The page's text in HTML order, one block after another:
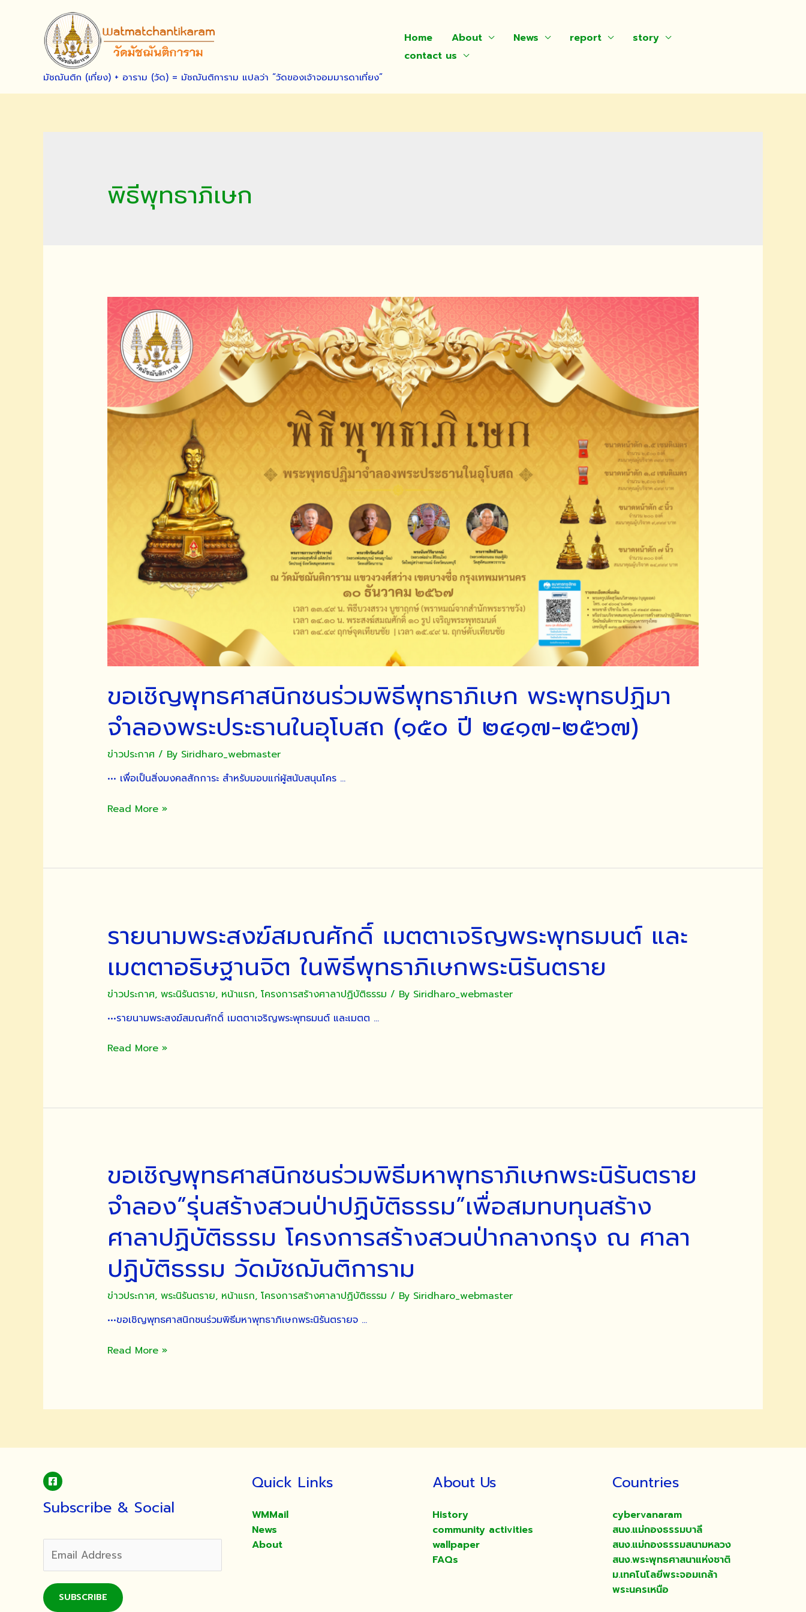
มัชฌันติก (เที่ยง) + อาราม (วัด) = มัชฌันติการาม แปลว่า “วัดของเจ้าจอมมารดาเที่ยง”
Home About News report
story
contact us
พิธีพุทธาภิเษก
ขอเชิญพุทธศาสนิกชนร่วมพิธีพุทธาภิเษก พระพุทธปฏิมา
จำลองพระประธานในอุโบสถ (๑๕๐ ปี ๒๔๑๗-๒๕๖๗)
ข่าวประกาศ/ By Siridharo_webmaster
••• เพื่อเป็นสิ่งมงคลสักการะ สำหรับมอบแก่ผู้สนับสนุนโคร …
ขอ
พิธี
ปฏิมา
จำลอง
ประธาน
ใน
(๑๕๐
๒๔๑๗-๒๕๖๗)
Read More »
รายนามพระสงฆ์สมณศักดิ์ เมตตาเจริญพระพุทธมนต์ และ
เมตตาอธิษฐานจิต ในพิธีพุทธาภิเษกพระนิรันตราย
ข่าวประกาศ, พระนิรันตราย, หน้าแรก, โครงการสร้างศาลาปฏิบัติธรรม / By Siridharo_webmaster
•••รายนามพระสงฆ์สมณศักดิ์ เมตตาเจริญพระพุทธมนต์ และเมตต …
ราย
สมณศักดิ์
มนต์
และ
เมตตา
อธิษฐาน
ใน
พิธี
พุทธ
าภิเษก
พระ
นิ
ตราย
Read More »
ขอเชิญพุทธศาสนิกชนร่วมพิธีมหาพุทธาภิเษกพระนิรันตราย
จำลอง”รุ่นสร้างสวนป่าปฏิบัติธรรม”เพื่อสมทบทุนสร้าง
ศาลาปฏิบัติธรรม โครงการสร้างสวนป่ากลางกรุง ณ ศาลา
ปฏิบัติธรรม วัดมัชฌันติการาม
ข่าวประกาศ, พระนิรันตราย, หน้าแรก, โครงการสร้างศาลาปฏิบัติธรรม / By Siridharo_webmaster
•••ขอเชิญพุทธศาสนิกชนร่วมพิธีมหาพุทธาภิเษกพระนิรันตรายจ …
ขอ
พิธี
ตรา
สร้าง
สวน
ป่า
ปฏิบัติ
Read More »
Subscribe & Social
SUBSCRIBE
Quick Links
WMMail
News
About
About Us
History
community activities
wallpaper
FAQs
Countries
cybervanaram
สนง.แม่กองธรรมบาลี
สนง.แม่กองธรรมสนามหลวง
สนง.พระพุทธศาสนาแห่งชาติ
ม.เทคโนโลยีพระจอมเกล้า
พระนครเหนือ